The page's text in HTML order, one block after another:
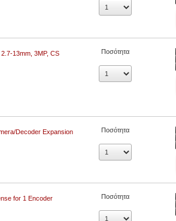
13mm, 3MP, CS
Ποσότητα
Decoder Expansion
Ποσότητα
for 1 Encoder
Ποσότητα